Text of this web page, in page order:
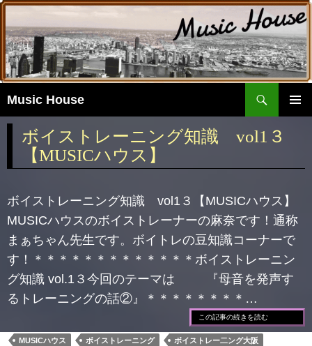
Music House
検
ニュ
ン
移
動
ボイストレーニング知識 vol1３
【MUSICハウス】
ボイストレーニング知識 vol1３【MUSICハウス】
MUSICハウスのボイストレーナーの麻奈です！通称
まぁちゃん先生です。ボイトレの豆知識コーナーで
す！＊＊＊＊＊＊＊＊＊＊＊＊＊ボイストレーニン
グ知識 vol.1３今回のテーマは 『母音を発声す
るトレーニングの話②』＊＊＊＊＊＊＊＊…
この記事の続きを読む
MUSICハウス ボイストレーニング
ボイストレー二ング大阪